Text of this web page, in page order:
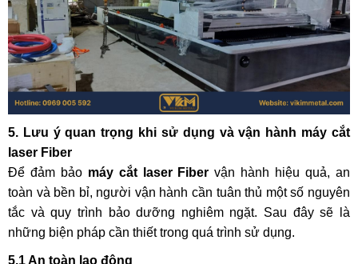
5. Lưu ý quan trọng khi sử dụng và vận hành máy cắt
laser Fiber
Để đảm bảo máy cắt laser Fiber vận hành hiệu quả, an
toàn và bền bỉ, người vận hành cần tuân thủ một số nguyên
tắc và quy trình bảo dưỡng nghiêm ngặt. Sau đây sẽ là
những biện pháp cần thiết trong quá trình sử dụng.
5.1 An toàn lao động